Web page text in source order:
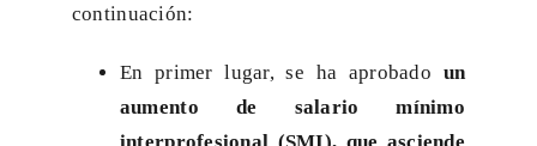
continuación:
En primer lugar, se ha aprobado un
aumento de salario mínimo